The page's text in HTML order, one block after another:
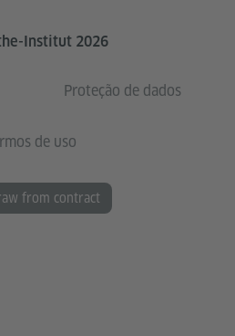
Institut 2026
Proteção de dados
de uso
from contract